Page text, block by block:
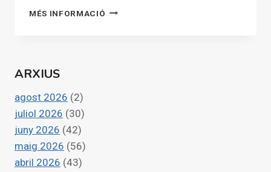
MÉS INFORMACIÓ CAPACITIES
ARXIUS
agost 2026 (2)
juliol 2026 (30)
juny 2026 (42)
maig 2026 (56)
abril 2026 (43)